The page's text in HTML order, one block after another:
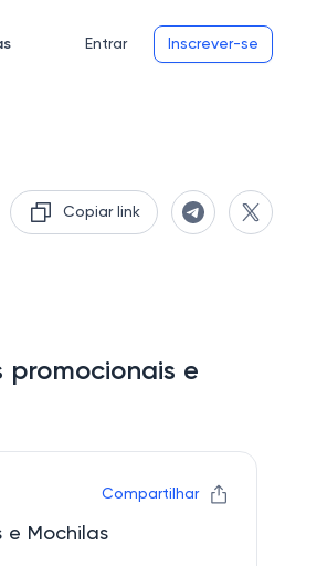
Entrar Inscrever-se
Copiar link
promocionais e
Compartilhar
e Mochilas